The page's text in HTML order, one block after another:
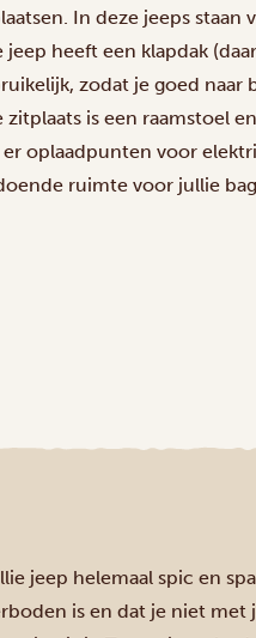
In deze jeeps
jeep heeft een klapdak
zodat je goed naar
zitplaats is een raamstoel
oplaadpunten voor
ruimte voor jullie
jeep helemaal spic en
is en dat je niet